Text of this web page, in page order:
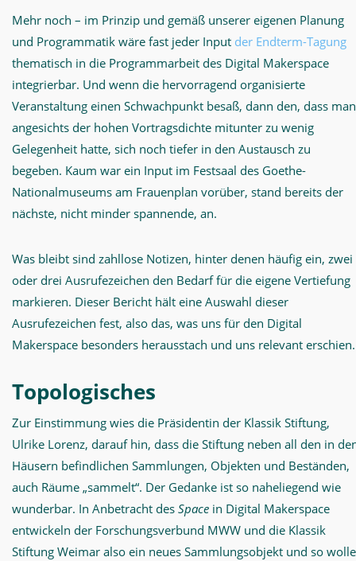
Mehr noch – im Prinzip und gemäß unserer eigenen Planung
und Programmatik wäre fast jeder Input der Endterm-Tagung
thematisch in die Programmarbeit des Digital Makerspace
integrierbar. Und wenn die hervorragend organisierte
Veranstaltung einen Schwachpunkt besaß, dann den, dass man
angesichts der hohen Vortragsdichte mitunter zu wenig
Gelegenheit hatte, sich noch tiefer in den Austausch zu
begeben. Kaum war ein Input im Festsaal des Goethe-
Nationalmuseums am Frauenplan vorüber, stand bereits der
nächste, nicht minder spannende, an.
Was bleibt sind zahllose Notizen, hinter denen häufig ein, zwei
oder drei Ausrufezeichen den Bedarf für die eigene Vertiefung
markieren. Dieser Bericht hält eine Auswahl dieser
Ausrufezeichen fest, also das, was uns für den Digital
Makerspace besonders herausstach und uns relevant erschien.
Topologisches
Zur Einstimmung wies die Präsidentin der Klassik Stiftung,
Ulrike Lorenz, darauf hin, dass die Stiftung neben all den in
Häusern befindlichen Sammlungen, Objekten und Beständen,
auch Räume „sammelt“. Der Gedanke ist so naheliegend wie
wunderbar. In Anbetracht des Space in Digital Makerspace
entwickeln der Forschungsverbund MWW und die Klassik
Stiftung Weimar also ein neues Sammlungsobjekt und so